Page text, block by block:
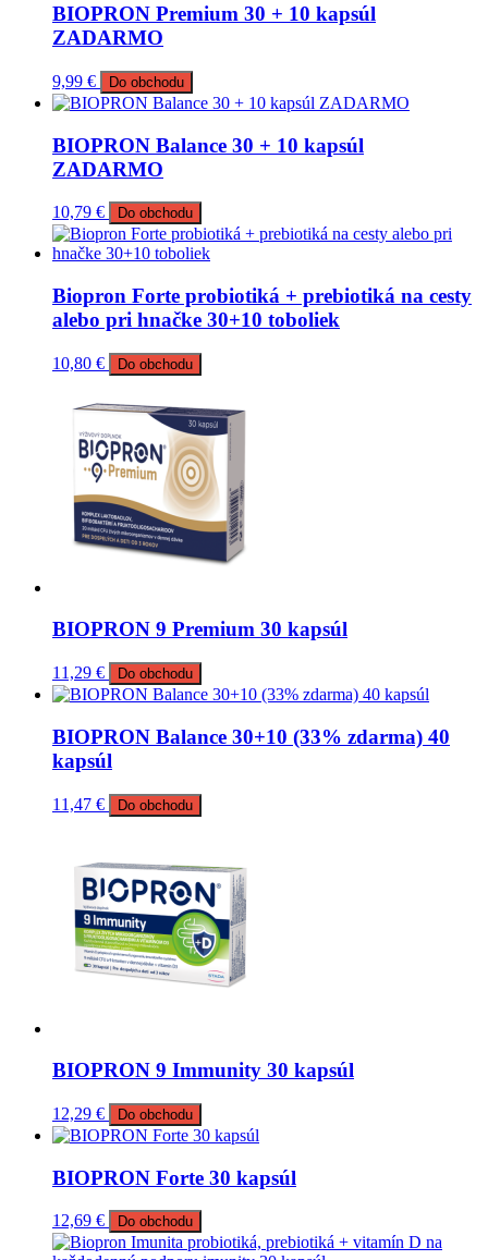
BIOPRON Premium 30 + 10 kapsúl
ZADARMO
9,99 € Do obchodu
BIOPRON Balance 30 + 10 kapsúl
ZADARMO
10,79 € Do obchodu
Biopron Forte probiotiká + prebiotiká na cesty
alebo pri hnačke 30+10 toboliek
10,80 € Do obchodu
BIOPRON 9 Premium 30 kapsúl
11,29 € Do obchodu
BIOPRON Balance 30+10 (33% zdarma) 40
kapsúl
11,47 € Do obchodu
BIOPRON 9 Immunity 30 kapsúl
12,29 € Do obchodu
BIOPRON Forte 30 kapsúl
12,69 € Do obchodu